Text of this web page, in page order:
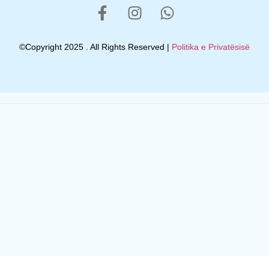
©Copyright 2025 . All Rights Reserved | Politika e Privatësisë